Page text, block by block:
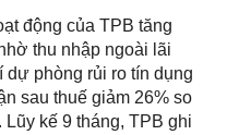
động của TPB tăng
thu nhập ngoài lãi
phòng rủi ro tín dụng
sau thuế giảm 26% so
kế 9 tháng, TPB ghi